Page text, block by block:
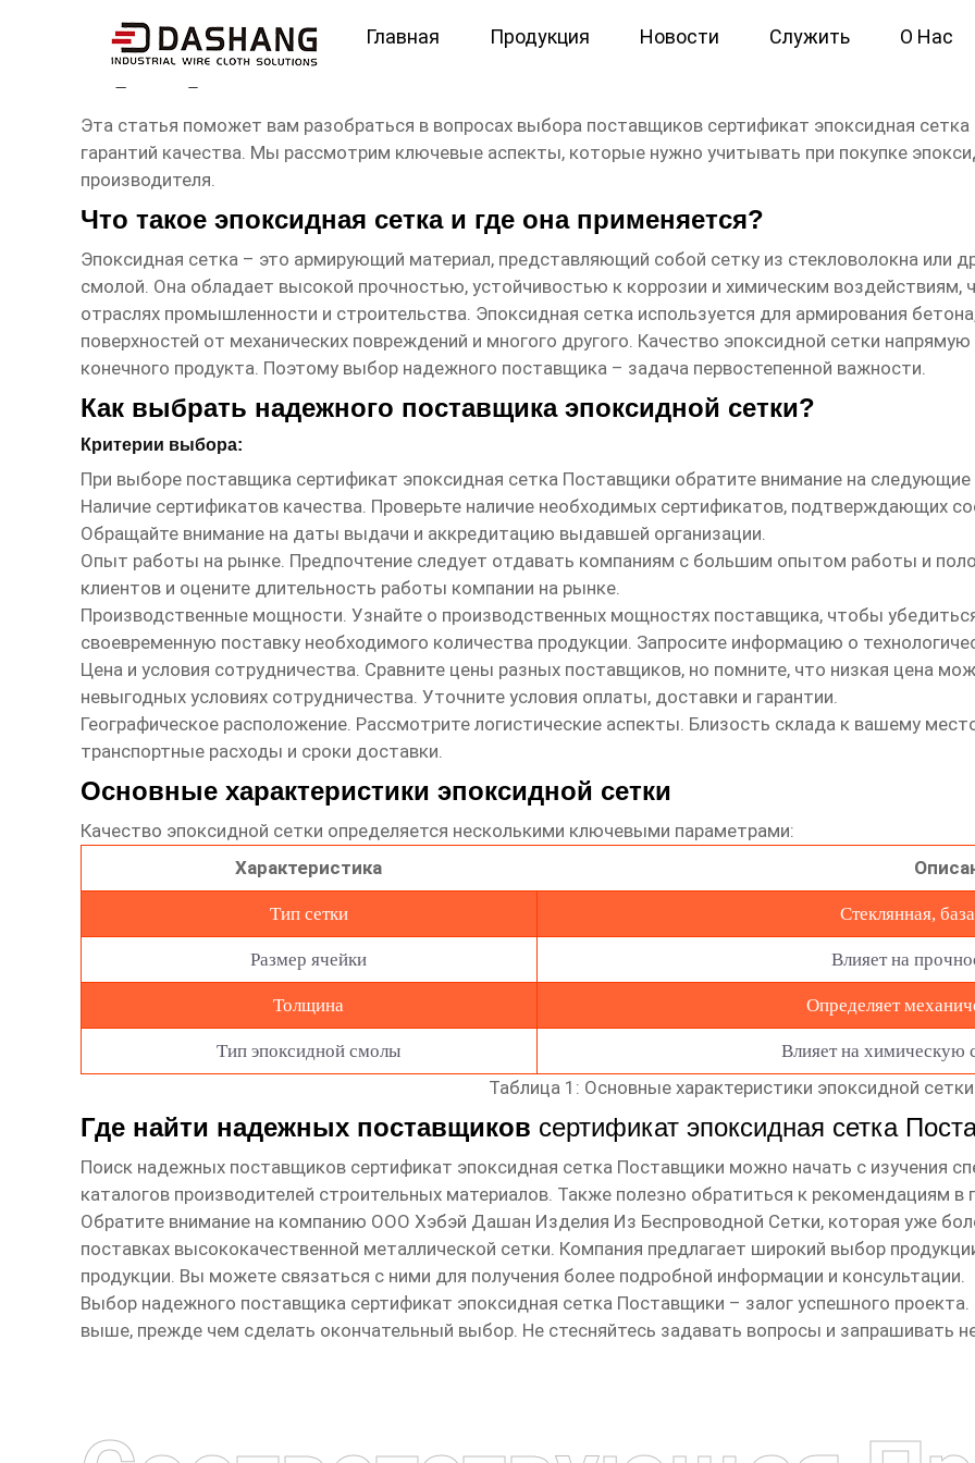
Главная Продукция Новости Служить О Нас
сертификат эпоксидная сетка Поставщики
Эта статья поможет вам разобраться в вопросах выбора поставщиков сертификат эпоксидная
гарантий качества. Мы рассмотрим ключевые аспекты, которые нужно учитывать при покупке
производителя.
Что такое эпоксидная сетка и где она применяется?
Эпоксидная сетка – это армирующий материал, представляющий собой сетку из стекловолокна или
смолой. Она обладает высокой прочностью, устойчивостью к коррозии и химическим воздействиям,
отраслях промышленности и строительства. Эпоксидная сетка используется для армирования
поверхностей от механических повреждений и многого другого. Качество эпоксидной сетки
конечного продукта. Поэтому выбор надежного поставщика – задача первостепенной важности.
Как выбрать надежного поставщика эпоксидной сетки?
Критерии выбора:
При выборе поставщика сертификат эпоксидная сетка Поставщики обратите внимание на следующие
Наличие сертификатов качества. Проверьте наличие необходимых сертификатов, подтверждающих
Обращайте внимание на даты выдачи и аккредитацию выдавшей организации.
Опыт работы на рынке. Предпочтение следует отдавать компаниям с большим опытом работы и
клиентов и оцените длительность работы компании на рынке.
Производственные мощности. Узнайте о производственных мощностях поставщика, чтобы
своевременную поставку необходимого количества продукции. Запросите информацию о
Цена и условия сотрудничества. Сравните цены разных поставщиков, но помните, что низкая цена
невыгодных условиях сотрудничества. Уточните условия оплаты, доставки и гарантии.
Географическое расположение. Рассмотрите логистические аспекты. Близость склада к вашему
транспортные расходы и сроки доставки.
Основные характеристики эпоксидной сетки
Качество эпоксидной сетки определяется несколькими ключевыми параметрами:
Характеристика
Тип сетки Стеклянная,
Размер ячейки Влияет на
Толщина Определяет
Тип эпоксидной смолы Влияет на химическую
Таблица 1: Основные характеристики эпоксидной сетки
Где найти надежных поставщиков сертификат эпоксидная сетка
Поиск надежных поставщиков сертификат эпоксидная сетка Поставщики можно начать с изучения
каталогов производителей строительных материалов. Также полезно обратиться к рекомендациям
Обратите внимание на компанию ООО Хэбэй Дашан Изделия Из Беспроводной Сетки, которая уже
поставках высококачественной металлической сетки. Компания предлагает широкий выбор
продукции. Вы можете связаться с ними для получения более подробной информации и консультации.
Выбор надежного поставщика сертификат эпоксидная сетка Поставщики – залог успешного
выше, прежде чем сделать окончательный выбор. Не стесняйтесь задавать вопросы и запрашивать